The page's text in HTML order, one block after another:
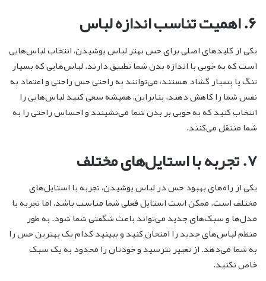
۶. اهمیت تناسب اندازه لباس
یکی از کلیدهای اصلی برای حس بهتر لباس پوشیدن، انتخاب لباس‌هایی
است که به خوبی با اندازه بدن شما تطبیق دارند. لباس‌هایی که بسیار
تنگ یا بسیار گشاد هستند، می‌توانند به راحتی حس راحتی و اعتماد به
نفس شما را کاهش دهند. بنابراین، همیشه سعی کنید لباس‌هایی را
انتخاب کنید که به خوبی بر بدن شما می‌نشینند و احساس راحتی را به
شما منتقل می‌کنند.
۷. تجربه با استایل‌های مختلف
یکی از راه‌های بهبود حس در لباس پوشیدن، تجربه با استایل‌های
مختلف است. ممکن است استایل فعلی شما مناسب باشد، اما تجربه با
مدل‌ها و سبک‌های جدید می‌تواند باعث شگفتی شما شود. به طور
منظم لباس‌های جدید را امتحان کنید و ببینید کدام یک بهترین حس را
به شما می‌دهد. از تغییر نترسید و خودتان را محدود به یک سبک
خاص نکنید.